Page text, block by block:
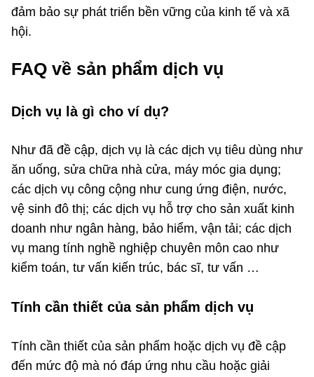
đảm bảo sự phát triển bền vững của kinh tế và xã
hội.
FAQ về sản phẩm dịch vụ
Dịch vụ là gì cho ví dụ?
Như đã đề cập, dịch vụ là các dịch vụ tiêu dùng như
ăn uống, sửa chữa nhà cửa, máy móc gia dụng;
các dịch vụ công cộng như cung ứng điện, nước,
vệ sinh đô thị; các dịch vụ hỗ trợ cho sản xuất kinh
doanh như ngân hàng, bảo hiểm, vận tải; các dịch
vụ mang tính nghề nghiệp chuyên môn cao như
kiểm toán, tư vấn kiến trúc, bác sĩ, tư vấn …
Tính cần thiết của sản phẩm dịch vụ
Tính cần thiết của sản phẩm hoặc dịch vụ đề cập
đến mức độ mà nó đáp ứng nhu cầu hoặc giải